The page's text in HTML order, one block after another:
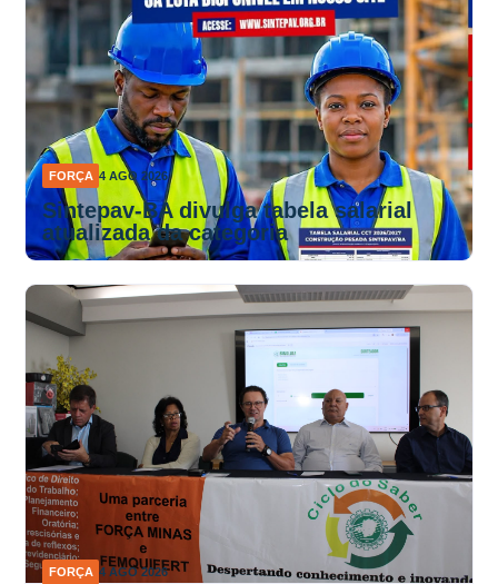
FORÇA 4 AGO 2026
Sintepav-BA divulga tabela salarial
atualizada da categoria
FORÇA 4 AGO 2026